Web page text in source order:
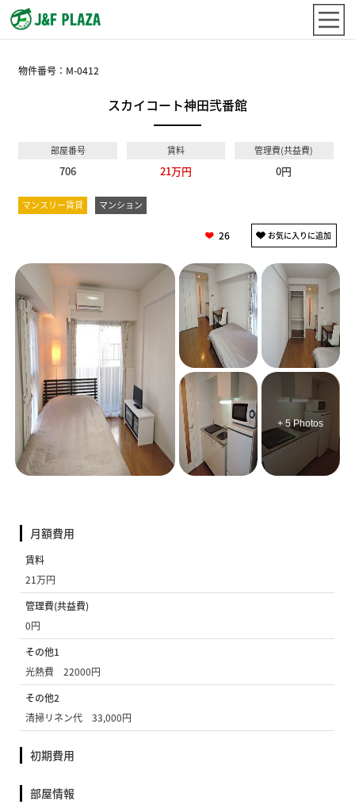
物件番号： M-0412
スカイコート神田弐番館
部屋番号
706
賃料
21万円
管理費(共益費)
0円
マンスリー賃貸 マンション
26
+ 5 Photos
月額費用
賃料
21万円
管理費(共益費)
0円
その他1
光熱費 22000円
その他2
清掃リネン代 33,000円
初期費用
部屋情報